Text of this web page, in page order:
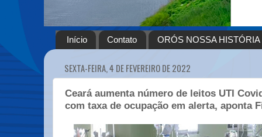
Início Contato ORÓS NOSSA HISTÓRIA
SEXTA-FEIRA, 4 DE FEVEREIRO DE 2022
Ceará aumenta número de leitos UTI
com taxa de ocupação em alerta, aponta